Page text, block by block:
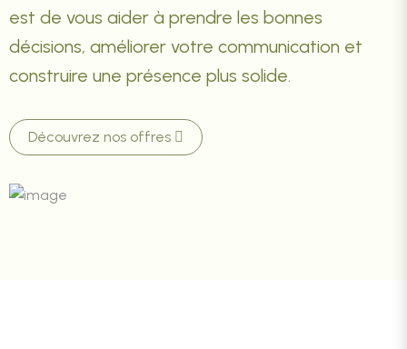
est de vous aider à prendre les bonnes
décisions, améliorer votre communication et
construire une présence plus solide.
Découvrez nos offres